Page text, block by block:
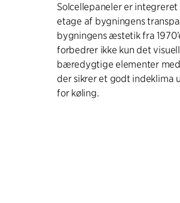
Solcellepaneler er
etage af bygningens
bygningens æstetik fra
forbedrer ikke kun det
bæredygtige elementer
der sikrer et godt indeklima
for køling.